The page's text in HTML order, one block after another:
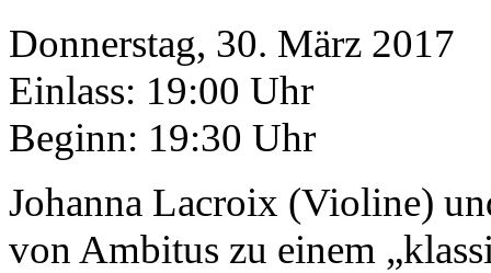
Donnerstag, 30. März 2017
Einlass: 19:00 Uhr
Beginn: 19:30 Uhr
Johanna Lacroix (Violine)
von Ambitus zu einem